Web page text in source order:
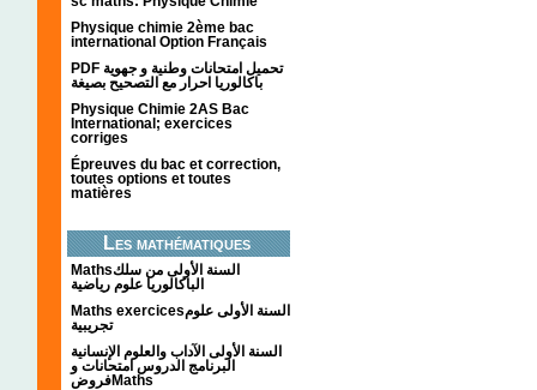
Physique chimie 2ème bac
international Option Français
PDF تحميل امتحانات وطنية و جهوية
باكالوريا احرار مع التصحيح بصيغة
Physique Chimie 2AS Bac
International; exercices
corriges
Épreuves du bac et correction,
toutes options et toutes
matières
Les mathématiques
Mathsالسنة الأولى من سلك
الباكالوريا علوم رياضية
Maths exercicesالسنة الأولى علوم
تجريبية
السنة الأولى الآداب والعلوم الإنسانية
البرنامج الدروس امتحانات و
فروضMaths